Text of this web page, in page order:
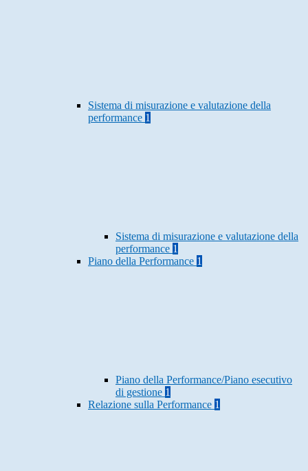
Sistema di misurazione e valutazione della
performance 1
Sistema di misurazione e valutazione della
performance 1
Piano della Performance 1
Piano della Performance/Piano esecutivo
di gestione 1
Relazione sulla Performance 1